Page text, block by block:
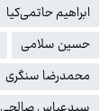
ابراهیم حاتمی‌کیا
حسین سلامی
محمدرضا سنگری